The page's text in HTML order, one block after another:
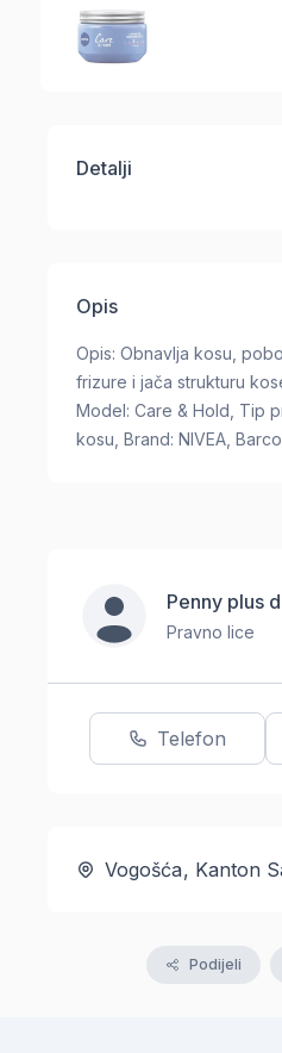
Detalji
Opis
Opis: Obnavlja kosu,
frizure i jača strukturu
Model: Care & Hold, Tip
kosu, Brand: NIVEA,
Penny plus
Pravno lice
Telefon
Vogošća, Kanton
Podijeli